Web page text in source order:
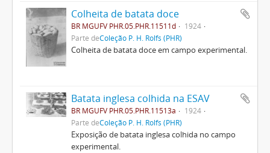
Colheita de batata doce
BR MGUFV PHR.05.PHR.11511d
1924
Parte deColeção P. H. Rolfs (PHR)
Colheita de batata doce em campo experimental.
Batata inglesa colhida na ESAV
BR MGUFV PHR.05.PHR.11513a
1924
Parte deColeção P. H. Rolfs (PHR)
Exposição de batata inglesa colhida no campo
experimental.